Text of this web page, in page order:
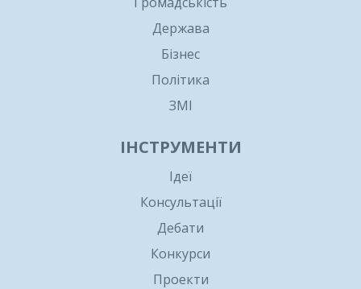
Держава
Бізнес
Політика
ЗМІ
ІНСТРУМЕНТИ
Ідеї
Консультації
Дебати
Конкурси
Проекти